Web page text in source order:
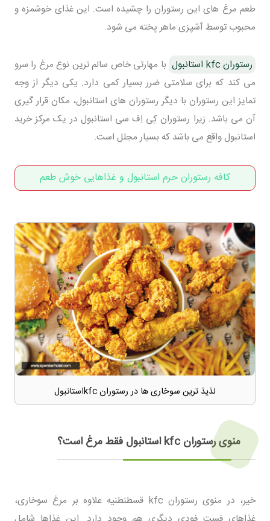
طعم مرغ های این رستوران را چشیده است. این غذای خوشمزه و
محبوب توسط آشپزی ماهر پخته می شود.
رستوران kfc استانبول
با مهارتی خاص سالم ترین نوع مرغ را سرو
می کند که برای سلامتی ضرر بسیار کمی دارد. یکی دیگر از وجه
تمایز این رستوران با دیگر رستوران های استانبول، مکان قرار گیری
آن می باشد. زیرا رستوران کِی اِف سی استانبول در یک مرکز خرید
استانبول واقع می باشد که بسیار مجلل است.
کافه رستوران حرم استانبول و غذاهایی خوش طعم
لذیذ ترین سوخاری ها در رستوران kfcاستانبول
منوی رستوران kfc استانبول فقط مرغ است؟
خیر، در منوی رستوران kfc قسطنطنیه علاوه بر مرغ سوخاری،